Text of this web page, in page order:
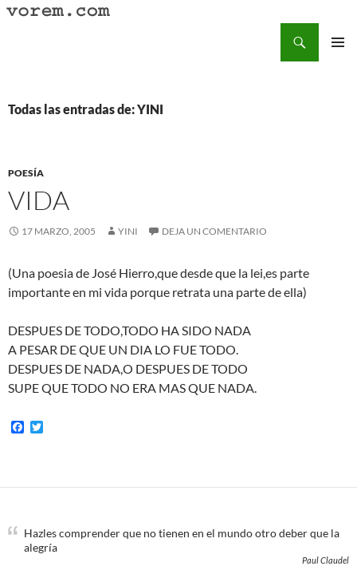
Saltar
Todas las entradas de: YINI
POESÍA
VIDA
17 MARZO, 2005 YINI DEJA UN COMENTARIO
(Una poesia de José Hierro,que desde que la lei,es parte
importante en mi vida porque retrata una parte de ella)
DESPUES DE TODO,TODO HA SIDO NADA
A PESAR DE QUE UN DIA LO FUE TODO.
DESPUES DE NADA,O DESPUES DE TODO
SUPE QUE TODO NO ERA MAS QUE NADA.
F
o
e
Hazles comprender que no tienen en el mundo otro deber que la
alegría
Paul Claudel